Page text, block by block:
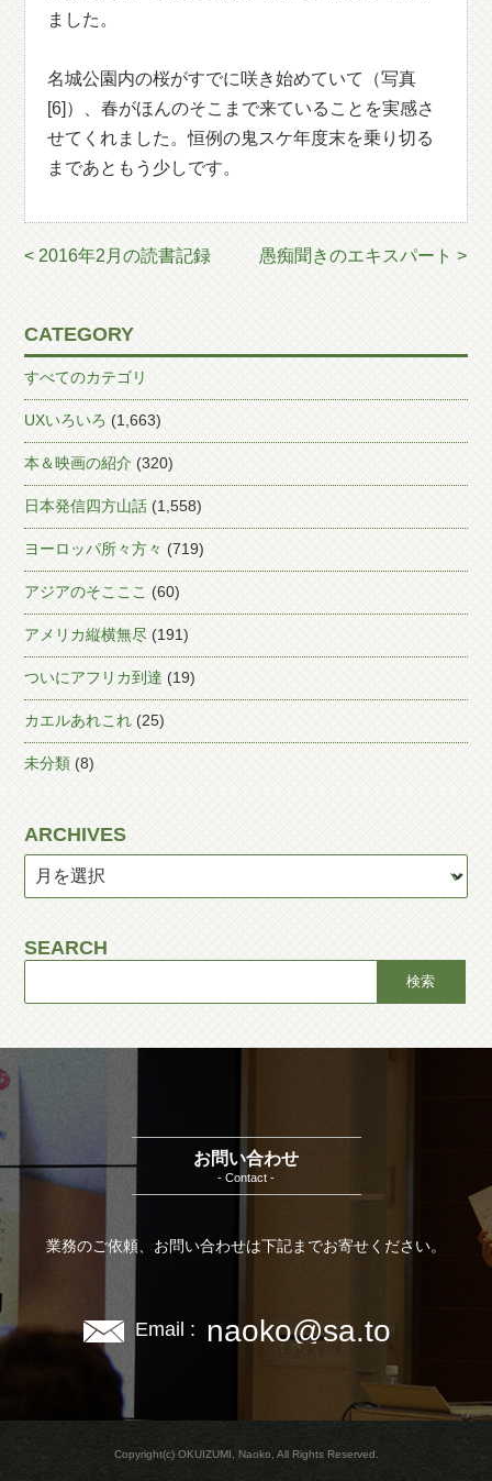
ました。
名城公園内の桜がすでに咲き始めていて（写真
[6]）、春がほんのそこまで来ていることを実感さ
せてくれました。恒例の鬼スケ年度末を乗り切る
まであともう少しです。
< 2016年2月の読書記録 愚痴聞きのエキスパート >
CATEGORY
すべてのカテゴリ
UXいろいろ (1,663)
本＆映画の紹介 (320)
日本発信四方山話 (1,558)
ヨーロッパ所々方々 (719)
アジアのそこここ (60)
アメリカ縦横無尽 (191)
ついにアフリカ到達 (19)
カエルあれこれ (25)
未分類 (8)
ARCHIVES
SEARCH
お問い合わせ
- Contact -
業務のご依頼、お問い合わせは下記までお寄せください。
Email : naoko@sa.to
Copyright(c) OKUIZUMI, Naoko, All Rights Reserved.